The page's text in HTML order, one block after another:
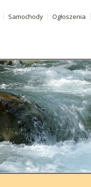
Samochody Ogłoszenia